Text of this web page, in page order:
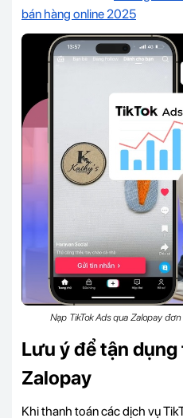
bán hàng online 2025
Nạp TikTok Ads qua Zalopay
Lưu ý để tận
Zalopay
Khi thanh toán các dịch vụ